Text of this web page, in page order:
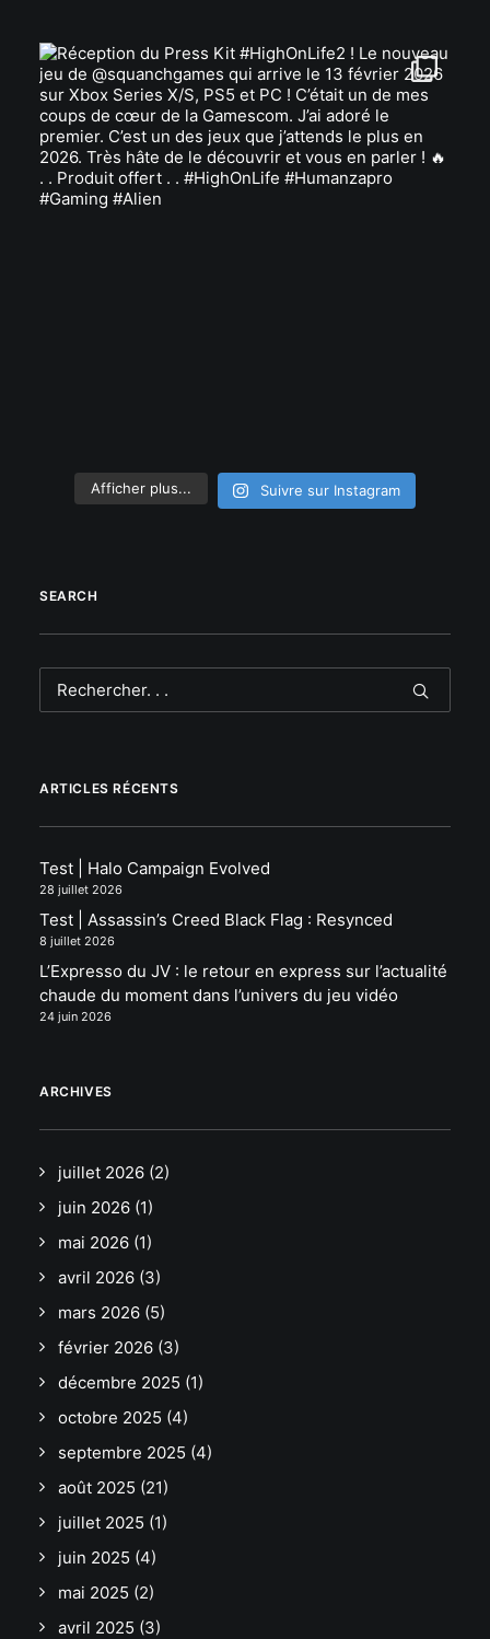
Afficher plus... Suivre sur Instagram
SEARCH
ARTICLES RÉCENTS
Test | Halo Campaign Evolved
28 juillet 2026
Test | Assassin’s Creed Black Flag : Resynced
8 juillet 2026
L’Expresso du JV : le retour en express sur l’actualité
chaude du moment dans l’univers du jeu vidéo
24 juin 2026
ARCHIVES
juillet 2026 (2)
juin 2026 (1)
mai 2026 (1)
avril 2026 (3)
mars 2026 (5)
février 2026 (3)
décembre 2025 (1)
octobre 2025 (4)
septembre 2025 (4)
août 2025 (21)
juillet 2025 (1)
juin 2025 (4)
mai 2025 (2)
avril 2025 (3)